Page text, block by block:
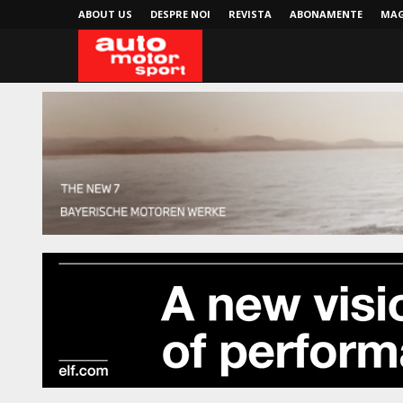
ABOUT US DESPRE NOI REVISTA ABONAMENTE